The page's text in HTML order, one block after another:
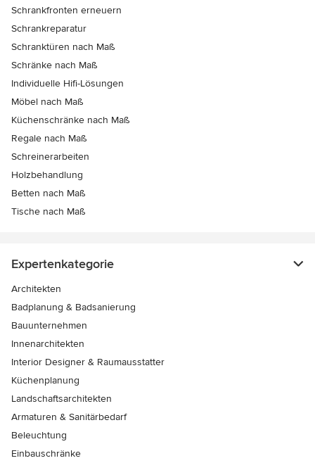
Schrankfronten erneuern
Schrankreparatur
Schranktüren nach Maß
Schränke nach Maß
Individuelle Hifi-Lösungen
Möbel nach Maß
Küchenschränke nach Maß
Regale nach Maß
Schreinerarbeiten
Holzbehandlung
Betten nach Maß
Tische nach Maß
Expertenkategorie
Architekten
Badplanung & Badsanierung
Bauunternehmen
Innenarchitekten
Interior Designer & Raumausstatter
Küchenplanung
Landschaftsarchitekten
Armaturen & Sanitärbedarf
Beleuchtung
Einbauschränke